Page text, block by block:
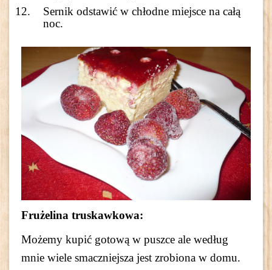
Sernik odstawić w chłodne miejsce na całą
noc.
Frużelina truskawkowa:
Możemy kupić gotową w puszce ale według
mnie wiele smaczniejsza jest zrobiona w domu.